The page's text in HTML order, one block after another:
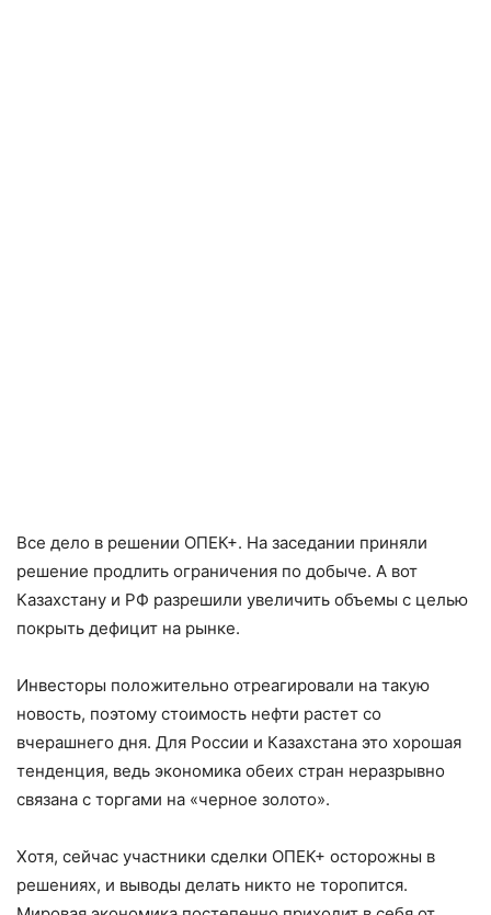
Все дело в решении ОПЕК+. На заседании приняли
решение продлить ограничения по добыче. А вот
Казахстану и РФ разрешили увеличить объемы с целью
покрыть дефицит на рынке.
Инвесторы положительно отреагировали на такую
новость, поэтому стоимость нефти растет со
вчерашнего дня. Для России и Казахстана это хорошая
тенденция, ведь экономика обеих стран неразрывно
связана с торгами на «черное золото».
Хотя, сейчас участники сделки ОПЕК+ осторожны в
решениях, и выводы делать никто не торопится.